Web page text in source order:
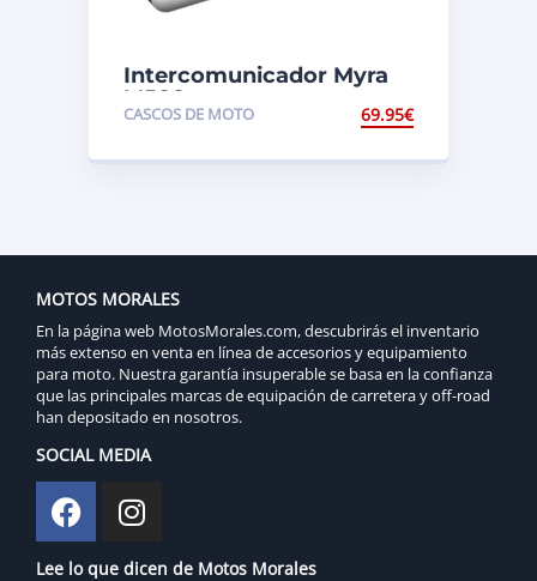
Intercomunicador Myra
M500
CASCOS DE MOTO 69.95€
MOTOS MORALES
En la página web MotosMorales.com, descubrirás el inventario
más extenso en venta en línea de accesorios y equipamiento
para moto. Nuestra garantía insuperable se basa en la confianza
que las principales marcas de equipación de carretera y off-road
han depositado en nosotros.
SOCIAL MEDIA
Lee lo que dicen de Motos Morales